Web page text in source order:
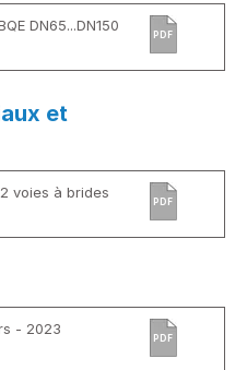
DN65...DN150
PDF
et
voies à brides
PDF
- 2023
PDF